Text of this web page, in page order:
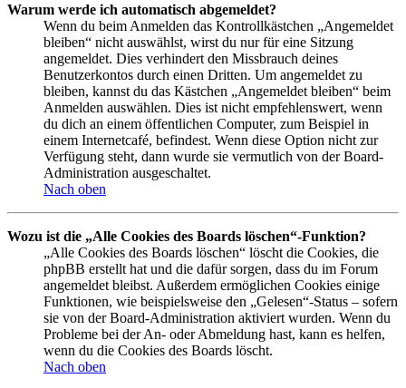
Warum werde ich automatisch abgemeldet?
Wenn du beim Anmelden das Kontrollkästchen „Angemeldet
bleiben“ nicht auswählst, wirst du nur für eine Sitzung
angemeldet. Dies verhindert den Missbrauch deines
Benutzerkontos durch einen Dritten. Um angemeldet zu
bleiben, kannst du das Kästchen „Angemeldet bleiben“ beim
Anmelden auswählen. Dies ist nicht empfehlenswert, wenn
du dich an einem öffentlichen Computer, zum Beispiel in
einem Internetcafé, befindest. Wenn diese Option nicht zur
Verfügung steht, dann wurde sie vermutlich von der Board-
Administration ausgeschaltet.
Nach oben
Wozu ist die „Alle Cookies des Boards löschen“-Funktion?
„Alle Cookies des Boards löschen“ löscht die Cookies, die
phpBB erstellt hat und die dafür sorgen, dass du im Forum
angemeldet bleibst. Außerdem ermöglichen Cookies einige
Funktionen, wie beispielsweise den „Gelesen“-Status – sofern
sie von der Board-Administration aktiviert wurden. Wenn du
Probleme bei der An- oder Abmeldung hast, kann es helfen,
wenn du die Cookies des Boards löscht.
Nach oben